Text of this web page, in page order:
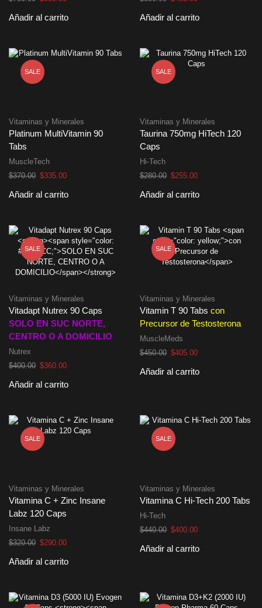
original actual
Añadir al carrito
original actual
Añadir al carrito
SALE
Vitaminas y Minerales
Platinum MultiVitamin 90
Tabs
MuscleTech
$370.00 El
original
$335.00El
actual
Añadir al carrito
SALE
Vitaminas y Minerales
Taurina 750mg HiTech 120
Caps
Hi-Tech
$280.00 El
original
$255.00El
actual
Añadir al carrito
SALE
Vitaminas y Minerales
Vitadapt Nutrex 90 Caps
SOLO EN SUC NORTE,
CENTRO O A DOMICILIO
Nutrex
$400.00 El
original
$360.00El
actual
Añadir al carrito
SALE
Vitaminas y Minerales
Vitamin T 90 Tabs con
Precursor de Testosterona
MuscleMeds
$450.00 El
original
$405.00El
actual
Añadir al carrito
SALE
Vitaminas y Minerales
Vitamina C + Zinc Insane
Labz 120 Caps
Insane Labz
$320.00 El
original
$290.00El
actual
Añadir al carrito
SALE
Vitaminas y Minerales
Vitamina C Hi-Tech 200 Tabs
Hi-Tech
$440.00 El
original
$400.00El
actual
Añadir al carrito